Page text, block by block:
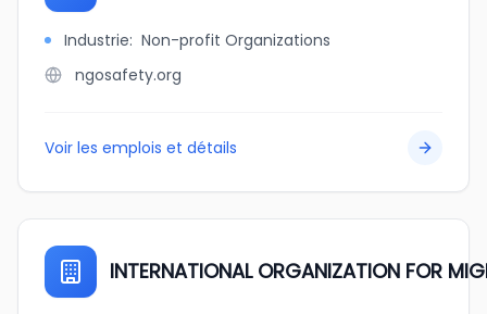
Industrie: Non-profit Organizations
ngosafety.org
Voir les emplois et détails
INTERNATIONAL ORGANIZATION FOR